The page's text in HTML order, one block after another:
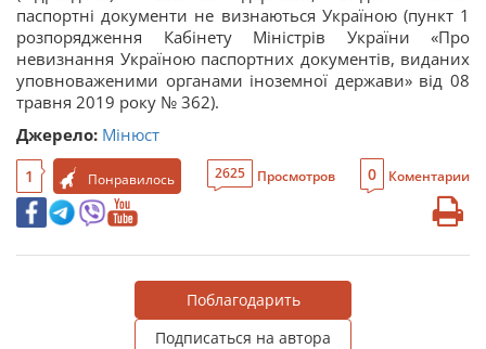
паспортні документи не визнаються Україною (пункт 1
розпорядження Кабінету Міністрів України «Про
невизнання Україною паспортних документів, виданих
уповноваженими органами іноземної держави» від 08
травня 2019 року № 362).
Джерело: Мінюст
1 Понравилось 2625 Просмотров 0 Коментарии
Поблагодарить
Подписаться на автора